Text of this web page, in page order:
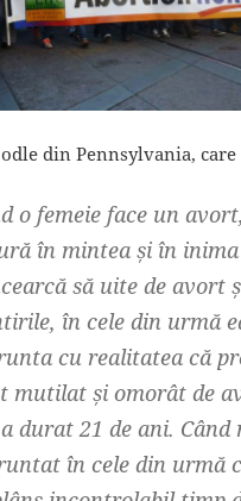
din Pennsylvania,
o femeie face un
în mintea și în inima
să uite de avort
în cele din urmă
cu realitatea că
mutilat și omorât de
durat 21 de ani. Când
în cele din urmă